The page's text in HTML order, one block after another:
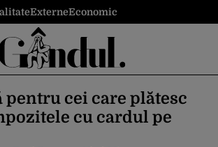
ExterneEconomic
pentru cei care plătesc
cu cardul pe